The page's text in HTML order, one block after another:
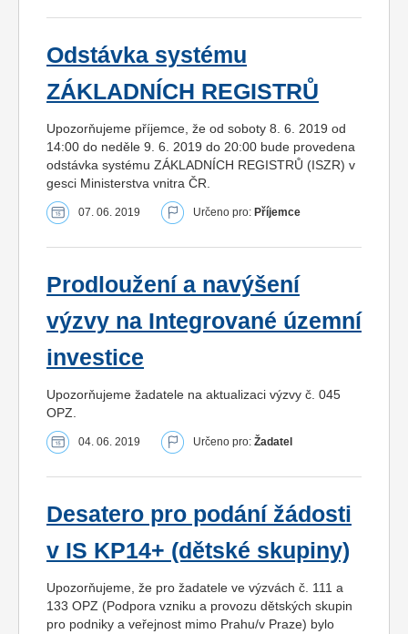
Odstávka systému
ZÁKLADNÍCH REGISTRŮ
Upozorňujeme příjemce, že od soboty 8. 6. 2019 od
14:00 do neděle 9. 6. 2019 do 20:00 bude provedena
odstávka systému ZÁKLADNÍCH REGISTRŮ (ISZR) v
gesci Ministerstva vnitra ČR.
07. 06. 2019 Určeno pro: Příjemce
Prodloužení a navýšení
výzvy na Integrované územní
investice
Upozorňujeme žadatele na aktualizaci výzvy č. 045
OPZ.
04. 06. 2019 Určeno pro: Žadatel
Desatero pro podání žádosti
v IS KP14+ (dětské skupiny)
Upozorňujeme, že pro žadatele ve výzvách č. 111 a
133 OPZ (Podpora vzniku a provozu dětských skupin
pro podniky a veřejnost mimo Prahu/v Praze) bylo